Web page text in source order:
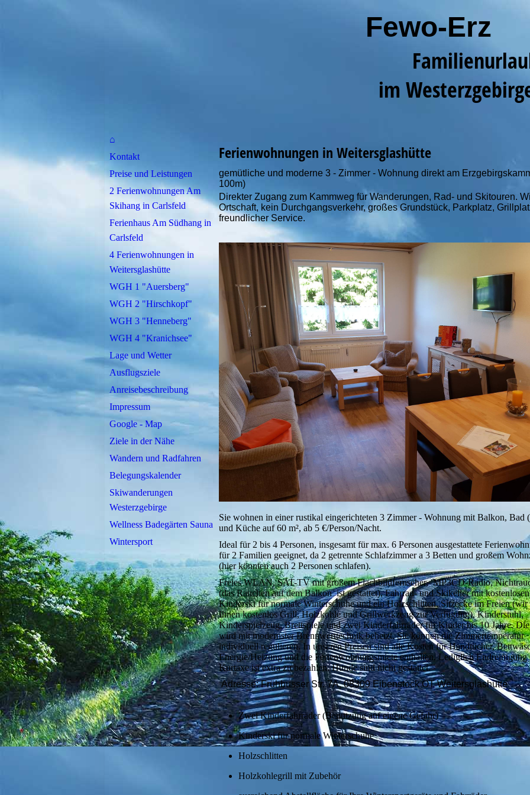
Fewo-Erz
im
⌂
Kontakt
Preise und Leistungen
2 Ferienwohnungen Am
Skihang in Carlsfeld
Ferienhaus Am Südhang in
Carlsfeld
4 Ferienwohnungen in
Weitersglashütte
WGH 1 "Auersberg"
WGH 2 "Hirschkopf"
WGH 3 "Henneberg"
WGH 4 "Kranichsee"
Lage und Wetter
Ausflugsziele
Anreisebeschreibung
Impressum
Google - Map
Ziele in der Nähe
Wandern und Radfahren
Belegungskalender
Skiwanderungen
Westerzgebirge
Wellness Badegärten Sauna
Wintersport
Ferienwohnungen in Weitersglashütte
gemütliche und moderne 3 - Zimmer - Wohnung direkt am
100m)
Direkter Zugang zum Kammweg für Wanderungen, Rad- und Skitouren.
Ortschaft, kein Durchgangsverkehr, großes Grundstück, Parkplatz,
freundlicher Service.
Sie wohnen in einer rustikal eingerichteten 3 Zimmer - Wohnung mit Balkon, Bad
und Küche auf 60 m², ab 5 €/Person/Nacht.
Ideal für 2 bis 4 Personen, insgesamt für max. 6 Personen ausgestattete
für 2 Familien geeignet, da 2 getrennte Schlafzimmer a 3 Betten und großem
(hier könnten auch 2 Personen schlafen).
Freies WLAN, SAT-TV mit großem Flachbildfernseher, MP3CD-Radio,
(das Rauchen auf dem Balkon ist gestattet), Fahrrad- und Skikeller mit kostenlosen
Kinderski für normale Winterschuhe und ein Holzschlitten, Sitzecke im Freien (wir
Ihnen kostenlos Grill, Holzkohle und Grillwerkzeug zur Verfügung), Kinderstuhl,
Kinderspielzeug, Brettspiele und zwei Kinderfahrräder für Kinder bis 10 Jahre.
wird mit modernster Brennwerttechnik beheizt. Sie können die Zimmertemperatur
individuell regulieren. In unseren Preisen sind alle Kosten für Handtücher,
Energie/Heizung und die Ferienwohnungsmiete enthalten. Lediglich Endreinigung
Kurtaxe ist extra zu bezahlen. Hunde sind nicht gestattet.
Adresse: Frühbusser Str. 7A, 08309 Eibenstock OT Weitersglashütte
Zwei Kinderfahrräder (Benutzung auf eigene Gefahr)
Kinderski für normale Winterschuhe
Holzschlitten
Holzkohlegrill mit Zubehör